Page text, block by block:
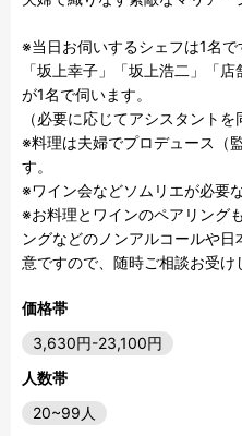
※当日お伺いするシェフは1名で
「坂上幸子」「坂上浩二」「
が1名で伺います。
（必要に応じてアシスタントを
※料理は夫婦でプロデュース（
す。
※ワイン会などソムリエが必要
※お料理とワインのペアリング
ングなどのノンアルコールや
価格帯
3,630円-23,100円
人数帯
20~99人